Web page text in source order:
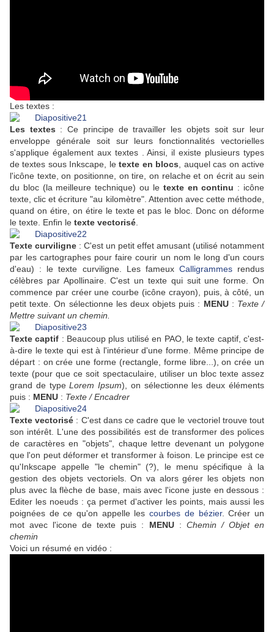
Les textes :
Les textes : Ce principe de travailler les objets soit sur leur
enveloppe générale soit sur leurs fonctionnalités vectorielles
s'applique également aux textes . Ainsi, il existe plusieurs types
de textes sous Inkscape, letexte en blocs , auquel cas on active
l'icône texte, on positionne, on tire, on relache et on écrit au sein
du bloc (la meilleure technique) ou le texte en continu : icône
texte, clic et écriture "au kilomètre". Attention avec cette méthode,
quand on étire, on étire le texte et pas le bloc. Donc on déforme
le texte. Enfin le texte vectorisé
Texte curviligne : C'est un petit effet amusant (utilisé notamment
par les cartographes pour faire courir un nom le long d'un cours
d'eau) : le texte curviligne. Les fameux Calligrammesrendus
célèbres par Apollinaire. C'est un texte qui suit une forme. On
commence par créer une courbe (icône crayon), puis, à côté, un
petit texte. On sélectionne les deux objets puis : MENU: Texte /
Mettre suivant un chemin.
Texte captif : Beaucoup plus utilisé en PAO, le texte captif, c'est-
à-dire le texte qui est à l'intérieur d'une forme. Même principe de
départ : on crée une forme (rectangle, forme libre...), on crée un
texte (pour que ce soit spectaculaire, utiliser un bloc texte assez
grand de typeLorem Ipsum), on sélectionne les deux éléments
puis : MENU : Texte / Encadrer
Texte vectorisé : C'est dans ce cadre que le vectoriel trouve tout
son intérêt. L'une des possibilités est de transformer des polices
de caractères en "objets", chaque lettre devenant un polygone
que l'on peut déformer et transformer à foison. Le principe est ce
qu'Inkscape appelle "le chemin" (?), le menu spécifique à la
gestion des objets vectoriels. On va alors gérer les objets non
plus avec la flèche de base, mais avec l'icone juste en dessous :
Editer les noeuds : ça permet d'activer les points, mais aussi les
poignées de ce qu'on appelle lescourbes de bézier. Créer un
mot avec l'icone de texte puis : MENU: Chemin / Objet en
chemin
Voici un résumé en vidéo :